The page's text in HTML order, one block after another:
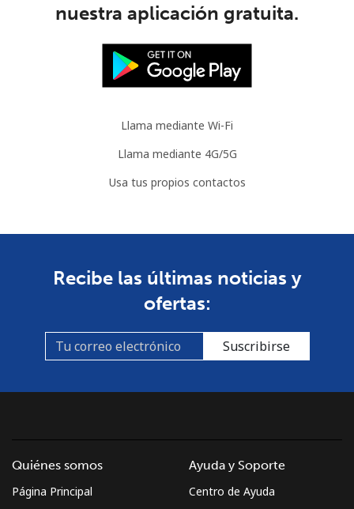
nuestra aplicación gratuita.
Llama mediante Wi-Fi
Llama mediante 4G/5G
Usa tus propios contactos
Recibe las últimas noticias y
ofertas:
Suscribirse
Quiénes somos
Página Principal
Ayuda y Soporte
Centro de Ayuda